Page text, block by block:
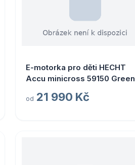
E-motorka pro děti HECHT
Accu minicross 59150 Green
od 21 990 Kč